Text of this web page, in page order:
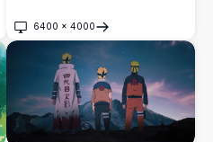
6400 × 4000
Ouvrir